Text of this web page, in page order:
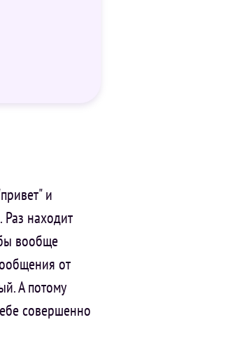
и
Раз находит
вообще
от
А потому
совершенно